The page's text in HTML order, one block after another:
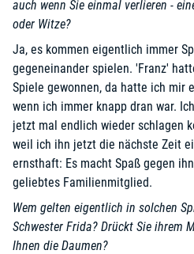
auch wenn Sie einmal verlieren -
oder Witze?
Ja, es kommen eigentlich immer
gegeneinander spielen. 'Franz'
Spiele gewonnen, da hatte ich mir
wenn ich immer knapp dran war.
jetzt mal endlich wieder schlagen
weil ich ihn jetzt die nächste Zeit
ernsthaft: Es macht Spaß gegen
geliebtes Familienmitglied.
Wem gelten eigentlich in solchen
Schwester Frida? Drückt Sie ihrem
Ihnen die Daumen?